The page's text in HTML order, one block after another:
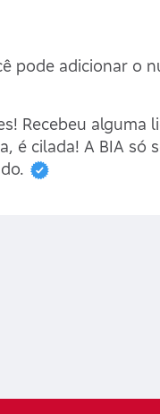
pode adicionar o
Recebeu alguma
é cilada! A BIA só